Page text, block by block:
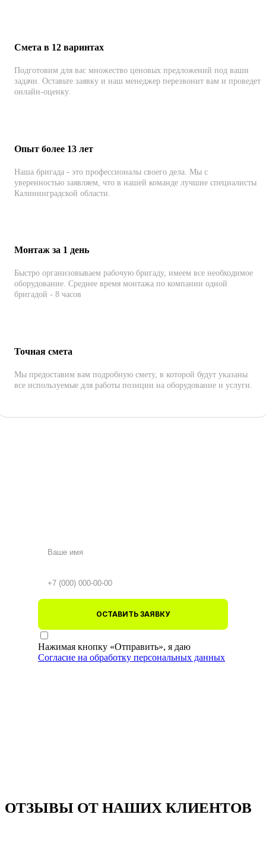
Смета в 12 варинтах
Подготовим для вас множество ценовых предложений под ваши
задачи. Оставьте заявку и наш менеджер перезвонит вам и проведет
онлайн-оценку.
Опыт более 13 лет
Наша бригада - это профессионалы своего дела. Мы с
уверенностью заявляем, что в нашей команде лучшие специалисты
Калининградской области.
Монтаж за 1 день
Быстро организовываем рабочую бригаду, имеем все необходимое
оборудование. Среднее время монтажа по компании одной
бригадой - 8 часов
Точная смета
Мы предоставим вам подробную смету, в которой будут указаны
все используемые для работы позиции на оборудование и услуги.
ОСТАВИТЬ ЗАЯВКУ
Нажимая кнопку «Отправить», я даю
Согласие на обработку персональных данных
ОТЗЫВЫ ОТ НАШИХ КЛИЕНТОВ